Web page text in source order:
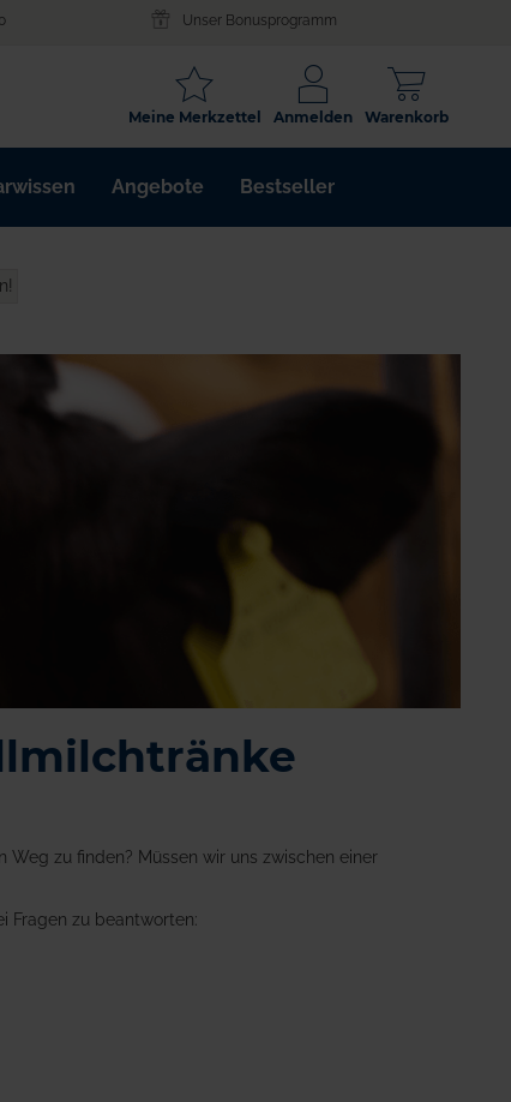
Unser Bonusprogramm
Warenkorb
Anmelden
Meine Merkzettel
Angebote Bestseller
zu finden? Müssen wir uns zwischen einer
Fragen zu beantworten: